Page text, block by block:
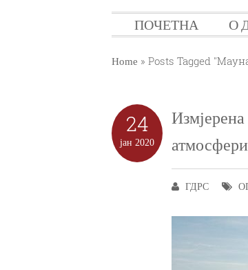
ПОЧЕТНА О
Home » Posts Tagged
24
јан 2020
атмосфери
ГДРС